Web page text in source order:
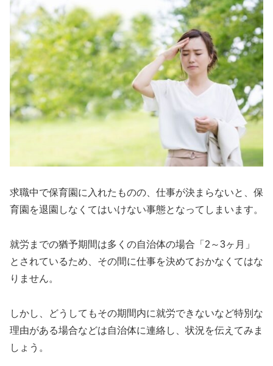
求職中で保育園に入れたものの、仕事が決まらないと、保
育園を退園しなくてはいけない事態となってしまいます。
就労までの猶予期間は多くの自治体の場合「2～3ヶ月」
とされているため、その間に仕事を決めておかなくてはな
りません。
しかし、どうしてもその期間内に就労できないなど特別な
理由がある場合などは自治体に連絡し、状況を伝えてみま
しょう。